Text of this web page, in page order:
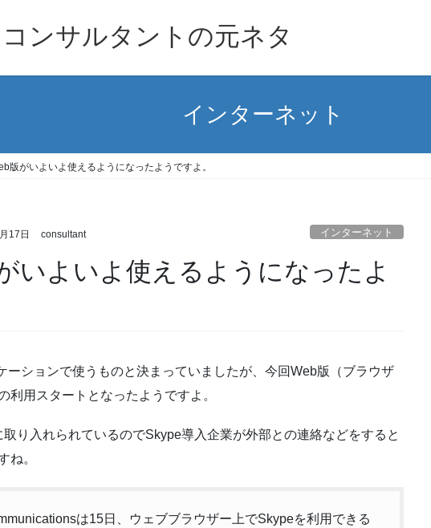
ンサルタントの元ネタ
インターネット
版がいよいよ使えるようになったようですよ。
17日 consultant インターネット
いよいよ使えるようになったよ
ーションで使うものと決まっていましたが、今回Web版（ブラウザ
利用スタートとなったようですよ。
り入れられているのでSkype導入企業が外部との連絡などをすると
ね。
は15日、ウェブブラウザー上でSkypeを利用できる